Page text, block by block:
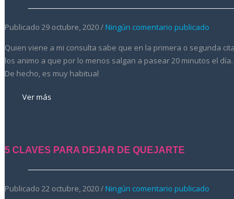
Publicado 29 octubre, 2020 / Ningún comentario publicado
Quien viene a mi consulta sabe que en la primera o segunda
los animo a que por lo menos salgan a pasear 20 minutos el día. EL
De hecho, es muy habitual
Ver más
5 CLAVES PARA DEJAR DE QUEJARTE
Publicado 22 octubre, 2020 / Ningún comentario publicado